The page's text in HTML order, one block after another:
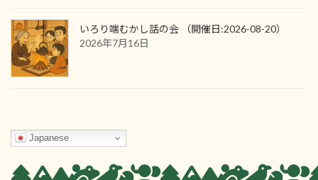
いろり端むかし話の会 （開催日:2026-08-20）
2026年7月16日
Japanese